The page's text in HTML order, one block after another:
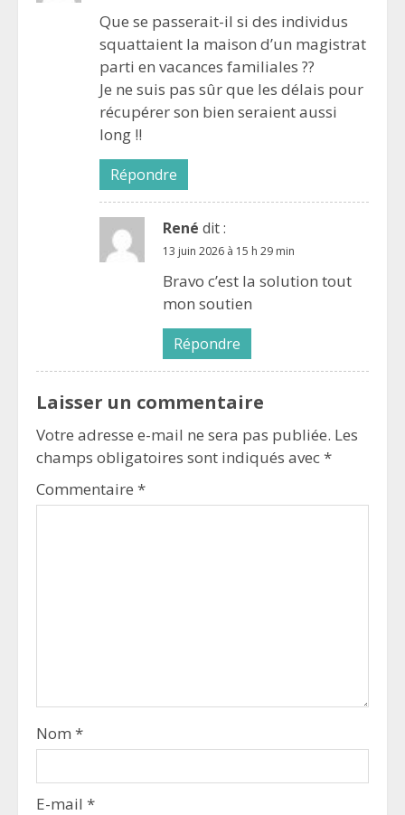
Que se passerait-il si des individus
squattaient la maison d’un magistrat
parti en vacances familiales ??
Je ne suis pas sûr que les délais pour
récupérer son bien seraient aussi
long !!
Répondre
René dit :
13 juin 2026 à 15 h 29 min
Bravo c’est la solution tout
mon soutien
Répondre
Laisser un commentaire
Votre adresse e-mail ne sera pas publiée. Les
champs obligatoires sont indiqués avec*
Commentaire *
Nom *
E-mail *